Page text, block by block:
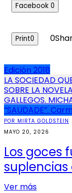
Facebook 0
Print0 0
Edición 2018
de
entradas
LA SOCIEDAD
SOBRE LA
GALLEGOS.
”SAUDADE”.
POR MIRTA GOLDSTEIN
MAYO 20, 2026
Los goces
Ver más